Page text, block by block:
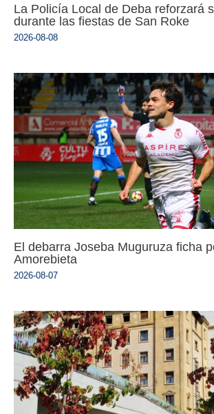
La Policía Local de Deba reforzará
durante las fiestas de San Roke
2026-08-08
El debarra Joseba Muguruza ficha
Amorebieta
2026-08-07